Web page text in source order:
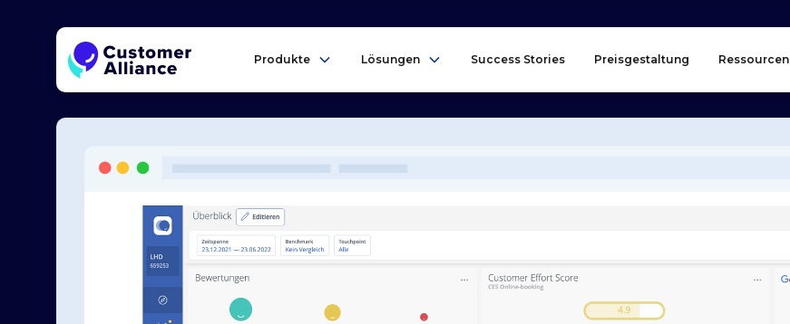
Produkte Lösungen Success Stories Preisgestaltung Ressourcen